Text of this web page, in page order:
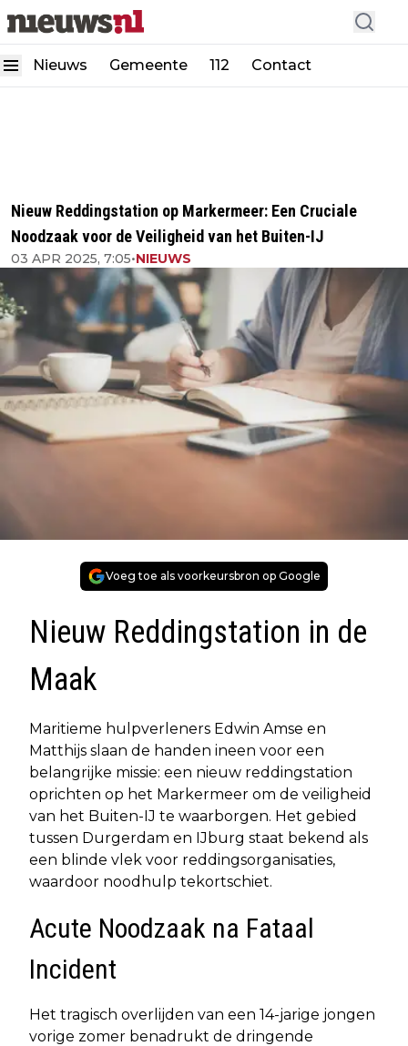
Nieuws Gemeente 112 Contact
Nieuw Reddingstation op Markermeer: Een Cruciale
Noodzaak voor de Veiligheid van het Buiten-IJ
03 APR 2025, 7:05•NIEUWS
Voeg toe als voorkeursbron op Google
Nieuw Reddingstation in de
Maak
Maritieme hulpverleners Edwin Amse en
Matthijs slaan de handen ineen voor een
belangrijke missie: een nieuw reddingstation
oprichten op het Markermeer om de veiligheid
van het Buiten-IJ te waarborgen. Het gebied
tussen Durgerdam en IJburg staat bekend als
een blinde vlek voor reddingsorganisaties,
waardoor noodhulp tekortschiet.
Acute Noodzaak na Fataal
Incident
Het tragisch overlijden van een 14-jarige jongen
vorige zomer benadrukt de dringende